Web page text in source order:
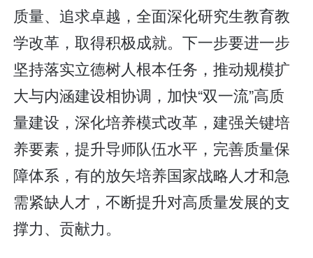
质量、追求卓越，全面深化研究生教育教
学改革，取得积极成就。下一步要进一步
坚持落实立德树人根本任务，推动规模扩
大与内涵建设相协调，加快“双一流”高质
量建设，深化培养模式改革，建强关键培
养要素，提升导师队伍水平，完善质量保
障体系，有的放矢培养国家战略人才和急
需紧缺人才，不断提升对高质量发展的支
撑力、贡献力。